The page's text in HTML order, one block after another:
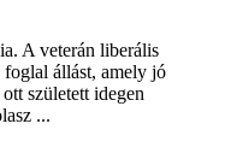
A veterán liberális
foglal állást, amely jó
született idegen
...